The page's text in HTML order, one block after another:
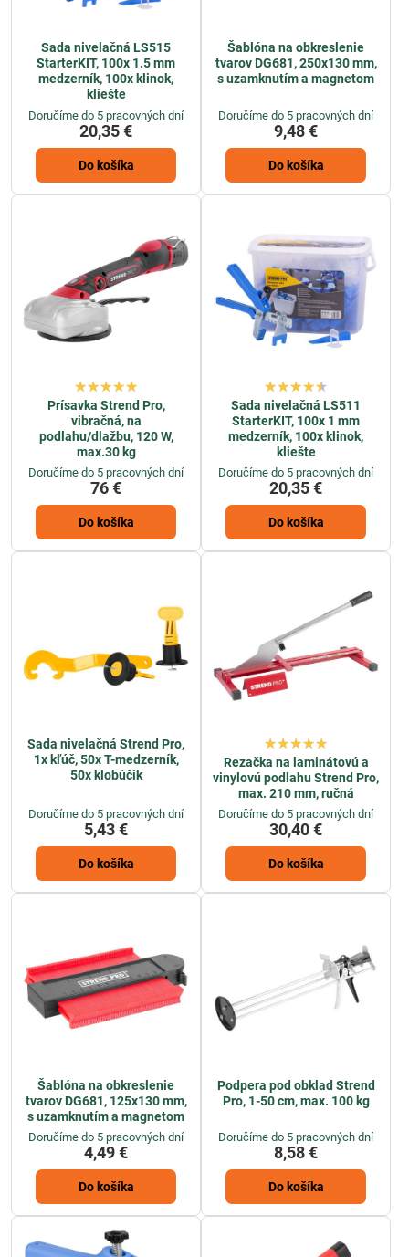
Sada nivelačná LS515
StarterKIT, 100x 1.5 mm
medzerník, 100x klinok,
kliešte
Doručíme do 5 pracovných dní
20,35 €
Do košíka
Šablóna na obkreslenie
tvarov DG681, 250x130 mm,
s uzamknutím a magnetom
Doručíme do 5 pracovných dní
9,48 €
Do košíka
Prísavka Strend Pro,
vibračná, na
podlahu/dlažbu, 120 W,
max.30 kg
Doručíme do 5 pracovných dní
76 €
Do košíka
Sada nivelačná LS511
StarterKIT, 100x 1 mm
medzerník, 100x klinok,
kliešte
Doručíme do 5 pracovných dní
20,35 €
Do košíka
Sada nivelačná Strend Pro,
1x kľúč, 50x T-medzerník,
50x klobúčik
Doručíme do 5 pracovných dní
5,43 €
Do košíka
Rezačka na laminátovú a
vinylovú podlahu Strend Pro,
max. 210 mm, ručná
Doručíme do 5 pracovných dní
30,40 €
Do košíka
Šablóna na obkreslenie
tvarov DG681, 125x130 mm,
s uzamknutím a magnetom
Doručíme do 5 pracovných dní
4,49 €
Do košíka
Podpera pod obklad Strend
Pro, 1-50 cm, max. 100 kg
Doručíme do 5 pracovných dní
8,58 €
Do košíka